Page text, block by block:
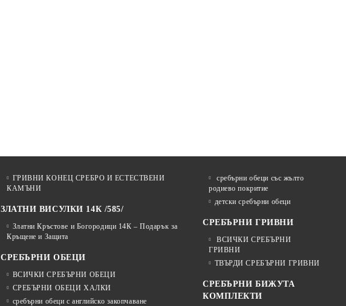
ГРИВНИ КОНЕЦ СРЕБРО И ЕСТЕСТВЕНИ
КАМЪНИ
ЗЛАТНИ ВИСУЛКИ 14К /585/
Златни Кръстове и Богородици 14К – Подарък за
Кръщене и Защита
СРЕБЪРНИ ОБЕЦИ
ВСИЧКИ СРЕБЪРНИ ОБЕЦИ
СРЕБЪРНИ ОБЕЦИ ХАЛКИ
сребърни обеци с английско закопчаване
сребърни обеци със жълто
родиево покритие
детски сребърни обеци
СРЕБЪРНИ ГРИВНИ
ВСИЧКИ СРЕБЪРНИ
ГРИВНИ
ТВЪРДИ СРЕБЪРНИ ГРИВНИ
СРЕБЪРНИ БИЖУТА
КОМПЛЕКТИ